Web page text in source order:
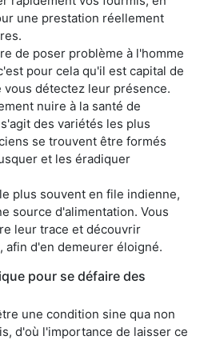
une prestation réellement
de poser problème à l'homme
pour cela qu'il est capital de
détectez leur présence.
nuire à la santé de
des variétés les plus
se trouvent être formés
et les éradiquer
plus souvent en file indienne,
source d'alimentation. Vous
leur trace et découvrir
afin d'en demeurer éloigné.
pour se défaire des
une condition sine qua non
d'où l'importance de laisser ce